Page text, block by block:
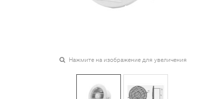
Нажмите на изображение для увеличения